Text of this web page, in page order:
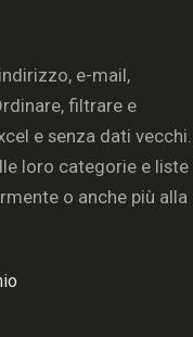
e-mail,
filtrare e
e senza dati vecchi.
loro categorie e liste
o anche più alla